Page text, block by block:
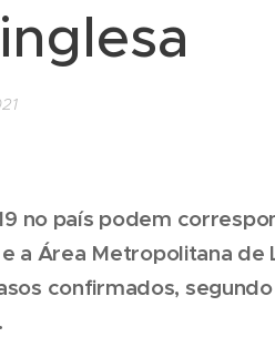
no país podem
a Área Metropolitana de
confirmados,